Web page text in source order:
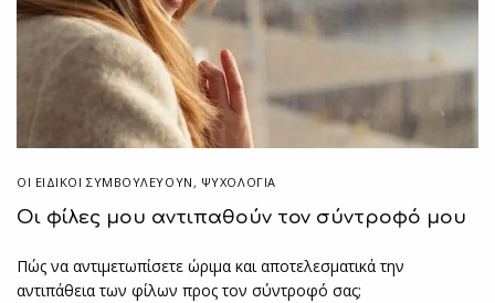
ΟΙ ΕΙΔΙΚΟΊ ΣΥΜΒΟΥΛΕΎΟΥΝ , ΨΥΧΟΛΟΓΙΑ
Οι φίλες μου αντιπαθούν τον σύντροφό μου
Πώς να αντιμετωπίσετε ώριμα και αποτελεσματικά την
αντιπάθεια των φίλων προς τον σύντροφό σας;